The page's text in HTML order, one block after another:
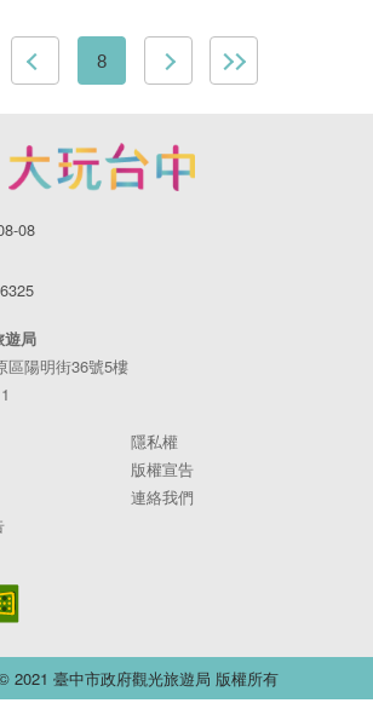
8
08
遊局
區陽明街36號5樓
隱私權
版權宣告
連絡我們
2021 臺中市政府觀光旅遊局 版權所有